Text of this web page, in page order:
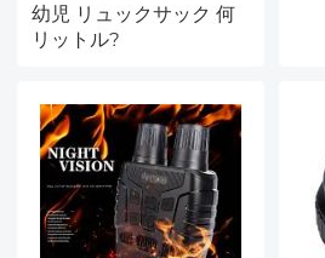
幼児 リュックサック 何
リットル?